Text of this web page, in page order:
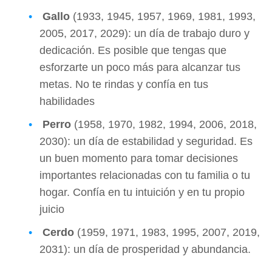
Gallo (1933, 1945, 1957, 1969, 1981, 1993,
2005, 2017, 2029): un día de trabajo duro y
dedicación. Es posible que tengas que
esforzarte un poco más para alcanzar tus
metas. No te rindas y confía en tus
habilidades
Perro (1958, 1970, 1982, 1994, 2006, 2018,
2030): un día de estabilidad y seguridad. Es
un buen momento para tomar decisiones
importantes relacionadas con tu familia o tu
hogar. Confía en tu intuición y en tu propio
juicio
Cerdo (1959, 1971, 1983, 1995, 2007, 2019,
2031): un día de prosperidad y abundancia.